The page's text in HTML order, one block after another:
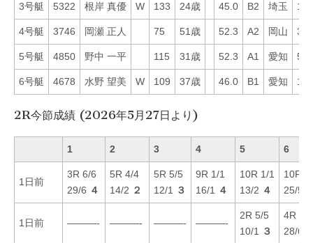
3号艇 5322 根岸 真優 W 133 24歳 45.0 B2 埼玉 1
4号艇 3746 岡瀬 正人 75 51歳 52.3 A2 岡山 38
5号艇 4850 野中 一平 115 31歳 52.3 A1 愛知 56
6号艇 4678 水野 望美 W 109 37歳 46.0 B1 愛知 10
2R今節成績 (2026年5月27日より)
1 2 3 4 5 6
1日前
3R 6/6
29/6 ４
5R 4/4
14/2 ２
5R 5/5
12/1
３
9R 1/1
16/1
４
10R 1/1
13/2 ４
10R
25/5
1日前 ———- ———- ———- ———-
2R 5/5
10/1
３
4R 3/3
28/6